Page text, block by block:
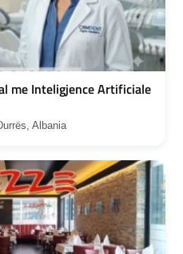
me Inteligjence Artificiale
Albania